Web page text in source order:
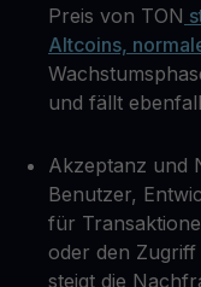
Preis von TON
Altcoins,
und fällt
Akzeptanz und
Benutzer,
für
oder den
steigt die